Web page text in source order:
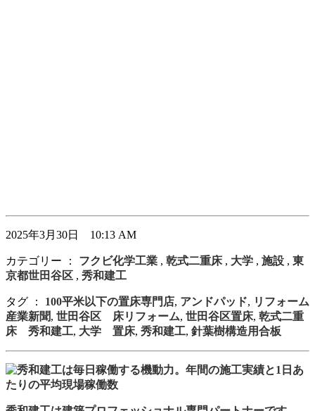
2025年3月30日 10:13 AM
カテゴリー ： フクビ化学工業 , 乾式二重床, 大学 , 施設 , 東
京都世田谷区 , 秀和建工
タグ ： 100平米以下の置床専門店, アンドパッド, リフォーム
産業新聞, 世田谷区 床リフォーム, 世田谷区置床, 乾式二重
床 秀和建工, 大学 置床, 秀和建工, 針葉樹構造用合板